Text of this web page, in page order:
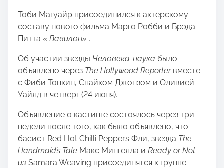
n
:
Тоби Магуайр присоединился к актерскому
составу нового фильма Марго Робби и Брэда
Питта « Вавилон» .
Об участии звезды Человека-паука было
объявлено через The Hollywood Reporterвместе
с Фиби Тонкин, Спайком Джонзом и Оливией
Уайлд в четверг (24 июня).
Объявление о кастинге состоялось через три
недели после того, как было объявлено, что
басист Red Hot Chilli Peppers Фли, звезда The
Handmaid’s Tale Макс Мингелла и Ready or Not
из Samara Weaving присоединятся к группе .